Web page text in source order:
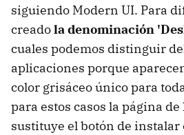
siguiendo Modern UI. Para
creadola denominación
cuales podemos distinguir
aplicaciones porque
color grisáceo único para
para estos casos la página
sustituye el botón de